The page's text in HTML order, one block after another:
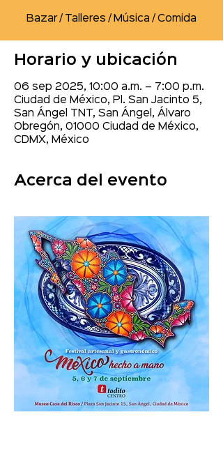
Bazar / Talleres / Música / Comida
Horario y ubicación
06 sep 2025, 10:00 a.m. – 7:00 p.m.
Ciudad de México, Pl. San Jacinto 5,
San Ángel TNT, San Ángel, Álvaro
Obregón, 01000 Ciudad de México,
CDMX, México
Acerca del evento